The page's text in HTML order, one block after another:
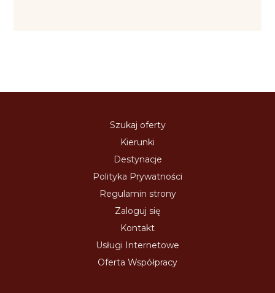
Szukaj oferty
Kierunki
Destynacje
Polityka Prywatności
Regulamin strony
Zaloguj się
Kontakt
Usługi Internetowe
Oferta Współpracy